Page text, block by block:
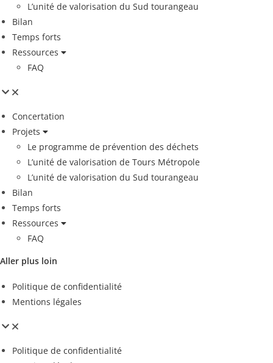
L’unité de valorisation du Sud tourangeau
Bilan
Temps forts
Ressources
FAQ
Concertation
Projets
Le programme de prévention des déchets
L’unité de valorisation de Tours Métropole
L’unité de valorisation du Sud tourangeau
Bilan
Temps forts
Ressources
FAQ
Aller plus loin
Politique de confidentialité
Mentions légales
Politique de confidentialité